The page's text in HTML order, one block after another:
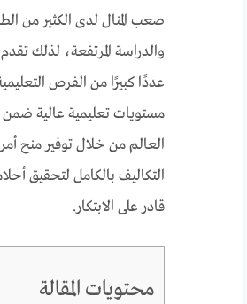
صعب المنال لدى الكثير من
والدراسة المرتفعة، لذلك
عددًا كبيرًا من الفرص
مستويات تعليمية عالية
العالم من خلال توفير منح
التكاليف بالكامل لتحقيق
قادر على الابتكار.
محتويات المقالة